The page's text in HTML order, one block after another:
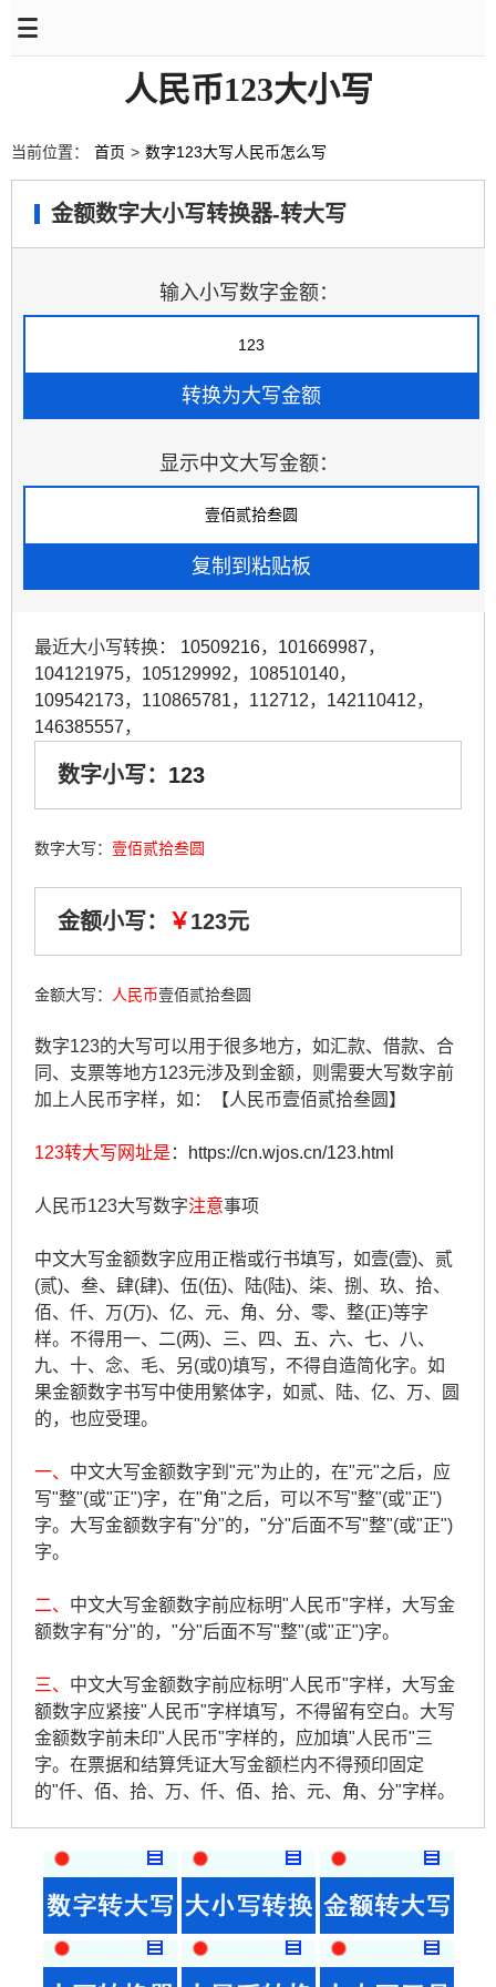
人民币123大小写
当前位置： 首页 > 数字123大写人民币怎么写
金额数字大小写转换器-转大写
输入小写数字金额：
显示中文大写金额：
最近大小写转换： 10509216， 101669987，
104121975， 105129992， 108510140，
109542173， 110865781， 112712， 142110412，
146385557，
数字小写： 123
数字大写： 壹佰贰拾叁圆
金额小写： ￥123元
金额大写： 人民币壹佰贰拾叁圆
数字123的大写可以用于很多地方，如汇款、借款、合
同、支票等地方123元涉及到金额，则需要大写数字前
加上人民币字样，如：【人民币壹佰贰拾叁圆】
123转大写网址是 ： https://cn.wjos.cn/123.html
人民币123大写数字注意事项
中文大写金额数字应用正楷或行书填写，如壹(壹)、贰
(贰)、叁、肆(肆)、伍(伍)、陆(陆)、柒、捌、玖、拾、
佰、仟、万(万)、亿、元、角、分、零、整(正)等字
样。不得用一、二(两)、三、四、五、六、七、八、
九、十、念、毛、另(或0)填写，不得自造简化字。如
果金额数字书写中使用繁体字，如贰、陆、亿、万、圆
的，也应受理。
一、 中文大写金额数字到"元"为止的，在"元"之后，应
写"整"(或"正")字，在"角"之后，可以不写"整"(或"正")
字。大写金额数字有"分"的，"分"后面不写"整"(或"正")
字。
二、 中文大写金额数字前应标明"人民币"字样，大写金
额数字有"分"的，"分"后面不写"整"(或"正")字。
三、 中文大写金额数字前应标明"人民币"字样，大写金
额数字应紧接"人民币"字样填写，不得留有空白。大写
金额数字前未印"人民币"字样的，应加填"人民币"三
字。在票据和结算凭证大写金额栏内不得预印固定
的"仟、佰、拾、万、仟、佰、拾、元、角、分"字样。